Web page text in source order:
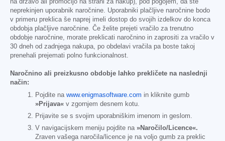
na državo ali promocijo na strani za nakup), pod pogojem, da ste
neprekinjen uporabnik naročnine. Uporabniki plačljive naročnine bodo
v primeru preklica še naprej imeli dostop do svojih izdelkov do konca
obdobja plačljive naročnine. Če želite prejeti vračilo za trenutno
obdobje naročnine, morate preklicati naročnino in zaprositi za vračilo v
30 dneh od zadnjega nakupa, po obdelavi vračila pa boste takoj
prenehali prejemati polno funkcionalnost.
Naročnino ali preizkusno obdobje lahko prekličete na naslednji
način:
Pojdite na www.enigmasoftware.com in kliknite gumb
»Prijava« v zgornjem desnem kotu.
Prijavite se s svojim uporabniškim imenom in geslom.
V navigacijskem meniju pojdite na »Naročilo/Licence«.
Zraven vašega naročila/licence je na voljo gumb za preklic